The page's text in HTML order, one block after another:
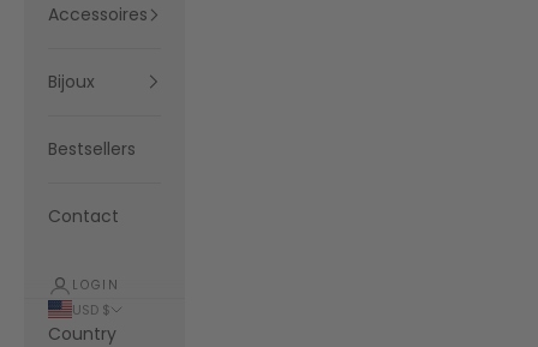
Accessoires
Bijoux
Bestsellers
Contact
LOGIN
USD $
Country